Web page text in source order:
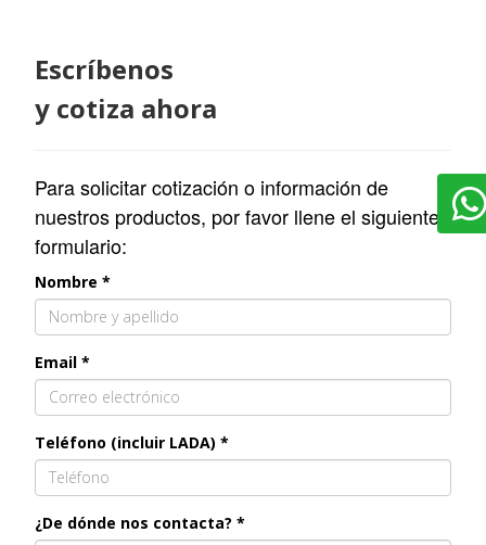
Escríbenos
y cotiza ahora
Para solicitar cotización o información de
nuestros productos, por favor llene el siguiente
formulario:
Nombre *
Email *
Teléfono (incluir LADA) *
¿De dónde nos contacta? *